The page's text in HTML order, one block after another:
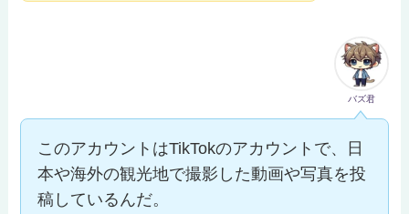
バズ君
このアカウントはTikTokのアカウントで、日
本や海外の観光地で撮影した動画や写真を投
稿しているんだ。